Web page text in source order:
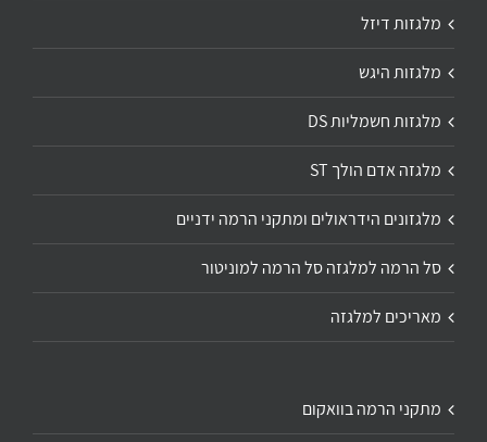
מלגזות דיזל
מלגזות היגש
מלגזות חשמליות DS
מלגזה אדם הולך ST
מלגזונים הידראולים ומתקני הרמה ידניים
סל הרמה למלגזה סל הרמה למוניטור
מאריכים למלגזה
מתקני הרמה בוואקום